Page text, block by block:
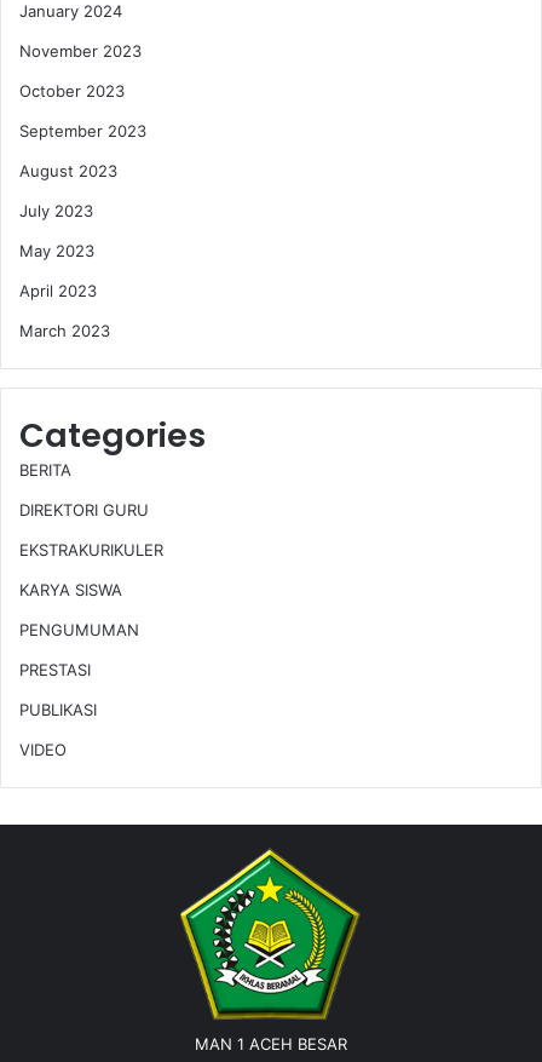
January 2024
November 2023
October 2023
September 2023
August 2023
July 2023
May 2023
April 2023
March 2023
Categories
BERITA
DIREKTORI GURU
EKSTRAKURIKULER
KARYA SISWA
PENGUMUMAN
PRESTASI
PUBLIKASI
VIDEO
MAN 1 ACEH BESAR